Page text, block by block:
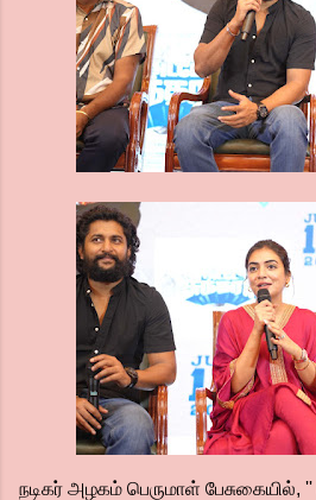
நடிகர் அழகம் பெருமாள் பேசுகையில்,